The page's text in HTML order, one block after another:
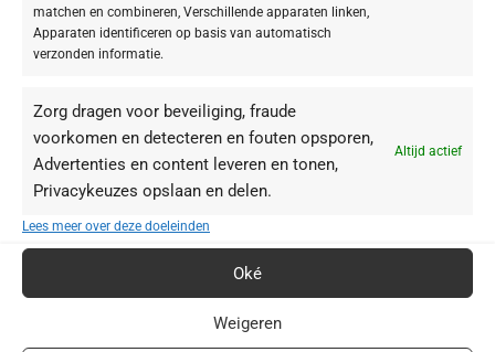
matchen en combineren, Verschillende apparaten linken,
Apparaten identificeren op basis van automatisch
verzonden informatie.
Zorg dragen voor beveiliging, fraude
voorkomen en detecteren en fouten opsporen,
Advertenties en content leveren en tonen,
Privacykeuzes opslaan en delen.
Altijd actief
Lees meer over deze doeleinden
Oké
Weigeren
PRO-EXO Activators (Goji-bessen-stamcellen & Huidnabildende
Exosomen):Deze ingrediënten bevorderen de exosomenmechanismen
GIST COLLAGEEN PEPTIDE:Dit bio-gefermenteerde, micromoleculaire
peptide maakt je huid glad, vermindert het uiterlijk van fijne lijntjes en
rimpels en ondersteunt de huidbarrière met vocht.
PRO-SIRT Activators (Biosaccharides & Echinacea):
bestaande SIRT-1-activiteit voor een zichtbaar verbeterde huidstructuur,
PRO-NAD+ Activator (Zonnebloem-Schootextract):
extract dient als voorloper van NAD+ en ondersteunt de
stofwisselingsroute om je huid te revitaliseren en een veerkrachtigere